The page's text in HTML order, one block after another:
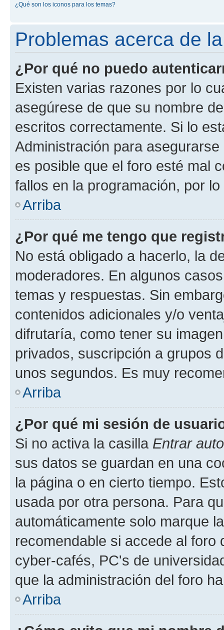
¿Qué son los iconos para los temas?
Problemas acerca de
¿Por qué no puedo
Existen varias razones por lo
asegúrese de que su nombre
escritos correctamente. Si lo
Administración para
es posible que el foro esté mal
fallos en la programación, por
Arriba
¿Por qué me tengo que
No está obligado a hacerlo, la
moderadores. En algunos
temas y respuestas. Sin
contenidos adicionales y/o
difrutaría, como tener su
privados, suscripción a grupos
unos segundos. Es muy
Arriba
¿Por qué mi sesión de
Si no activa la casilla Entrar
sus datos se guardan en una
la página o en cierto tiempo.
usada por otra persona. Para
automáticamente solo marque
recomendable si accede al foro
cyber-cafés, PC's de
que la administración del foro
Arriba